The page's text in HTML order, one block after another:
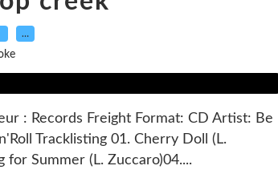
…
: Records Freight Format: CD Artist: Be
Tracklisting 01. Cherry Doll (L.
for Summer (L. Zuccaro)04....